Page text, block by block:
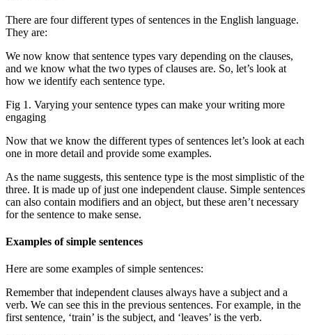
There are four different types of sentences in the English language.
They are:
We now know that sentence types vary depending on the clauses,
and we know what the two types of clauses are. So, let’s look at
how we identify each sentence type.
Fig 1. Varying your sentence types can make your writing more
engaging
Now that we know the different types of sentences let’s look at each
one in more detail and provide some examples.
As the name suggests, this sentence type is the most simplistic of the
three. It is made up of just one independent clause. Simple sentences
can also contain modifiers and an object, but these aren’t necessary
for the sentence to make sense.
Examples of simple sentences
Here are some examples of simple sentences:
Remember that independent clauses always have a subject and a
verb. We can see this in the previous sentences. For example, in the
first sentence, ‘train’ is the subject, and ‘leaves’ is the verb.